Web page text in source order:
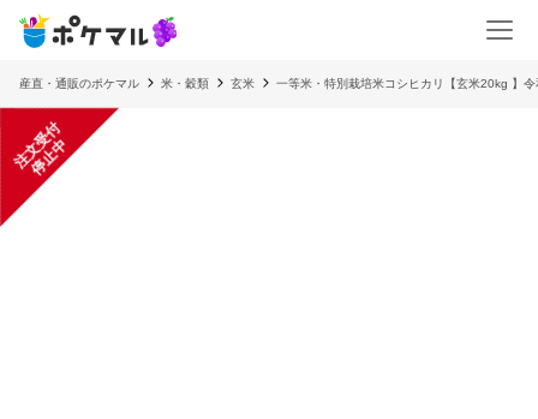
産直・通販のポケマル 米・穀類 玄米 一等米・特別栽培米コシヒカリ【玄米20kg 】
注
文
受
付
停
止
中